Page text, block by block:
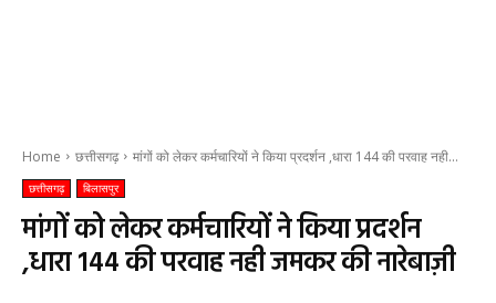
Home छत्तीसगढ़ मांगों को लेकर कर्मचारियों ने किया प्रदर्शन ,धारा 144 की परवाह नही...
छत्तीसगढ़ बिलासपुर
मांगों को लेकर कर्मचारियों ने किया प्रदर्शन
,धारा 144 की परवाह नही जमकर की नारेबाज़ी